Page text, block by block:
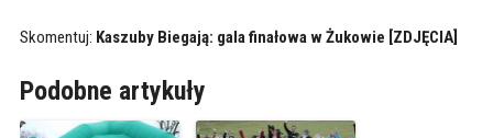
Skomentuj: Kaszuby Biegają: gala finałowa w Żukowie [ZDJĘCIA]
Podobne artykuły